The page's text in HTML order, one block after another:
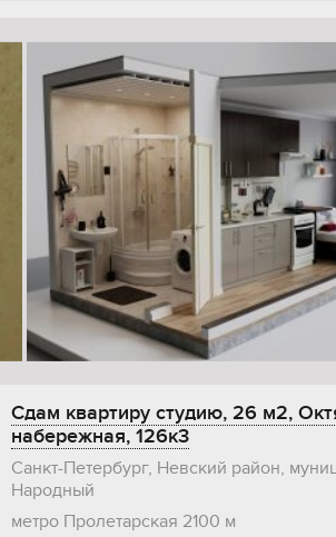
Сдам квартиру студию, 26 м2,
набережная, 126к3
Санкт-Петербург, Невский район,
Народный
метро Пролетарская 2100 м